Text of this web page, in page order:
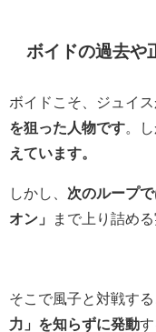
ボイドの過去
ボイドこそ、ジュイス
を狙った人物です 。
えています。
しかし、 次のループ
オン」
まで上り詰め
そこで風子と対戦する
力」を知らずに発動す